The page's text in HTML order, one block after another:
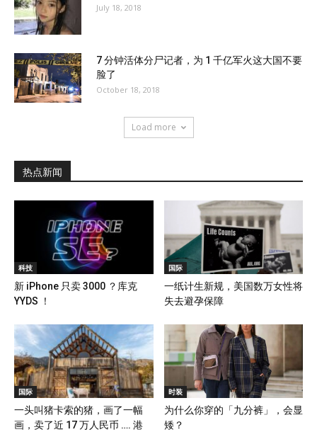
July 18, 2018
7 分钟活体分尸记者，为 1 千亿军火这大国不要
脸了
October 18, 2018
Load more
热点新闻
科技
新 iPhone 只卖 3000 ？库克
YYDS ！
国际
一纸计生新规，美国数万女性将
失去避孕保障
国际
一头叫猪卡索的猪，画了一幅
画，卖了近 17 万人民币 …. 港
时装
为什么你穿的「九分裤」，会显
矮？